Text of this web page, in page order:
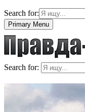
Search for:
Primary Menu
Search for: